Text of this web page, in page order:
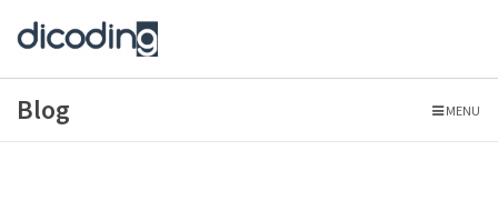
Blog MENU